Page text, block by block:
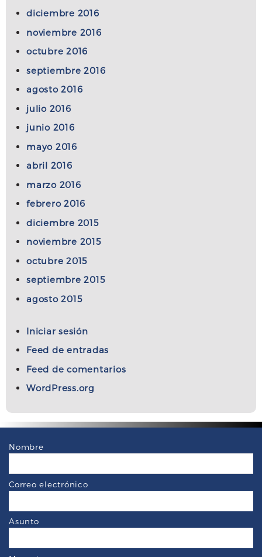
diciembre 2016
noviembre 2016
octubre 2016
septiembre 2016
agosto 2016
julio 2016
junio 2016
mayo 2016
abril 2016
marzo 2016
febrero 2016
diciembre 2015
noviembre 2015
octubre 2015
septiembre 2015
agosto 2015
Iniciar sesión
Feed de entradas
Feed de comentarios
WordPress.org
Nombre
Correo electrónico
Asunto